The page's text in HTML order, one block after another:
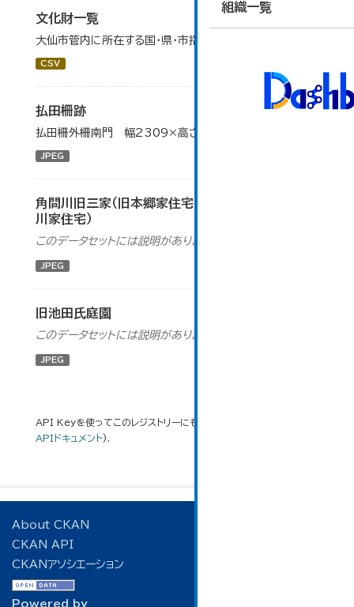
組織一覧
文化財一覧
大仙市管内に所在する国・県・市指定等文化財の一覧です。
CSV
払田柵跡
払田柵外柵南門 幅2309×高さ1732（ピクセル）
JPEG
角間川旧三家（旧本郷家住宅・旧北島家住宅・旧荒
川家住宅）
このデータセットには説明がありません
JPEG
旧池田氏庭園
このデータセットには説明がありません
JPEG
API Keyを使ってこのレジストリーにもアクセス可能です
APIドキュメント).
About CKAN
CKAN API
CKANアソシエーション
Powered by